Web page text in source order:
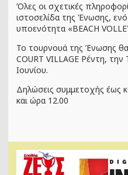
Όλες οι σχετικές
ιστοσελίδα της Ένωσης,
υποενότητα «BEACH
Το τουρνουά της Ένωσης
COURT VILLAGE Ρέντη, την
Ιουνίου.
Δηλώσεις συμμετοχής έως
και ώρα 12.00